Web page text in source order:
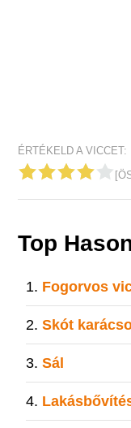
ÉRTÉKELD A VICCET:
Top
Fogorvos
Skót
Sál